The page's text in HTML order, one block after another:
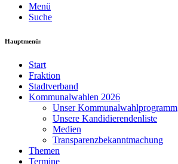
Menü
Suche
Hauptmenü:
Start
Fraktion
Stadtverband
Kommunalwahlen 2026
Unser Kommunalwahlprogramm
Unsere Kandidierendenliste
Medien
Transparenzbekanntmachung
Themen
Termine